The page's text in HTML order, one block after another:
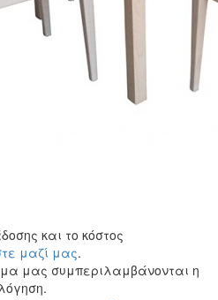
και το κόστος
μαζί μας.
μας συμπεριλαμβάνονται η